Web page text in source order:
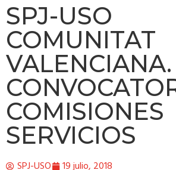
SPJ-USO
COMUNITAT
VALENCIANA.
SERVICIOS
SPJ-USO 19 julio, 2018